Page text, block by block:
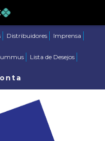
Distribuidores Imprensa
Lista de Desejos